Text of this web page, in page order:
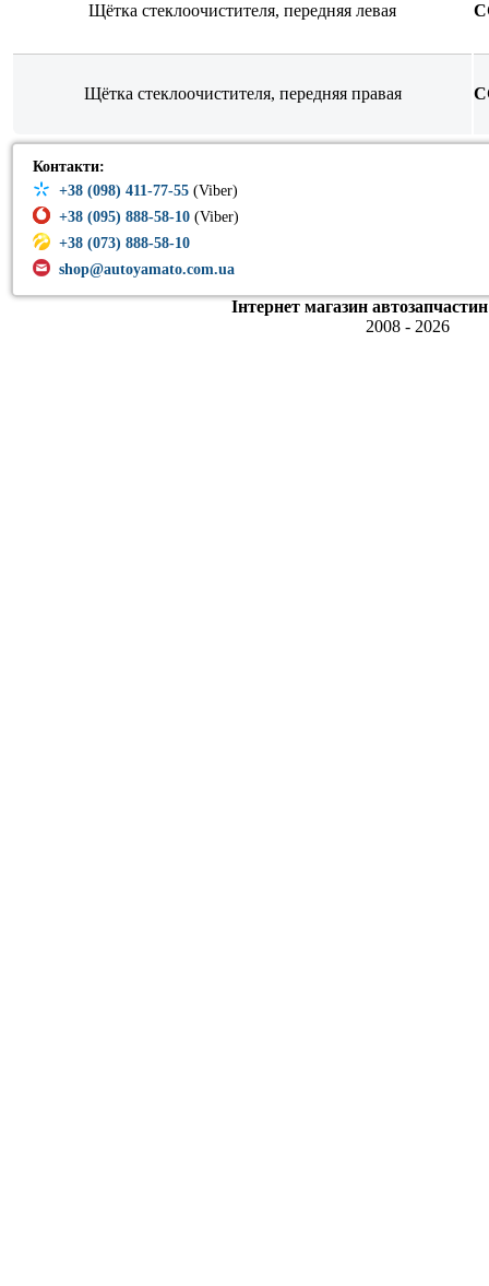
Щётка стеклоочистителя, передняя левая
Щётка стеклоочистителя, передняя правая
Контакти:
+38 (098) 411-77-55 (Viber)
+38 (095) 888-58-10 (Viber)
+38 (073) 888-58-10
shop@autoyamato.com.ua
Інтернет магазин
2008 - 2026